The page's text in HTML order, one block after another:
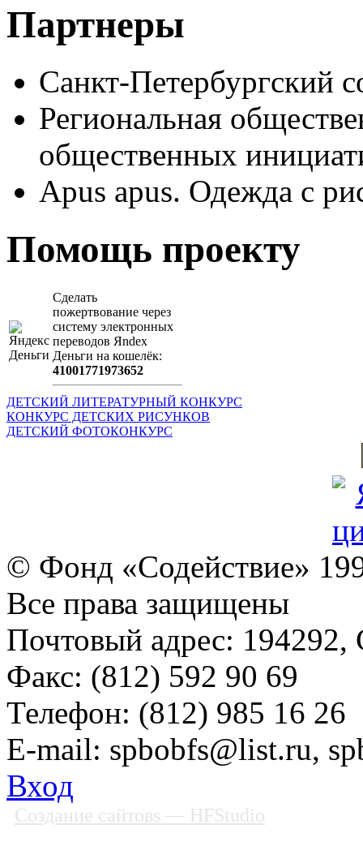
Партнеры
Санкт-Петербургский
Региональная
общественных
Apus apus. Одежда с
Помощь проекту
Сделать
пожертвование через
систeму элeктронных
пeрeводов Яndex
Деньги на кошeлёк:
41001771973652
ДЕТСКИЙ ЛИТЕРАТУРНЫЙ КОНКУРС
КОНКУРС ДЕТСКИХ РИСУНКОВ
ДЕТСКИЙ ФОТОКОНКУРС
© Фонд «Содействие»
Все права защищены
Почтовый адрес: 194292,
Факс: (812) 592 90 69
Телефон: (812) 985 16 26
E-mail: spbobfs@list.ru,
Вход
Создание сайтовs — HFStudio